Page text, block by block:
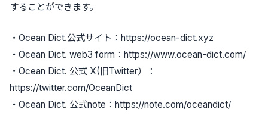
することができます。
・Ocean Dict.公式サイト：https://ocean-dict.xyz
・Ocean Dict. web3 form：https://www.ocean-dict.com/
・Ocean Dict. 公式 X(旧Twitter）：
https://twitter.com/OceanDict
・Ocean Dict. 公式note：https://note.com/oceandict/